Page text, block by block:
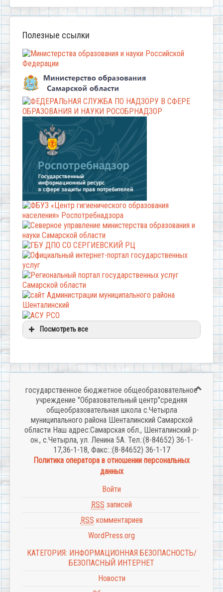
Полезные ссылки
Посмотреть все
государственное бюджетное общеобразовательное
учреждение "Образовательный центр"средняя
общеобразовательная школа с.Четырла
муниципального района Шенталинский Самарской
области Наш адрес:Самарская обл., Шенталинский р-
он., с.Четырла, ул. Ленина 5А. Тел.:(8-84652) 36-1-
17,36-1-18, Факс:.:(8-84652) 36-1-17
Политика оператора в отношении персональных
данных
Войти
RSS записей
RSS комментариев
WordPress.org
КАТЕГОРИЯ: ИНФОРМАЦИОННАЯ БЕЗОПАСНОСТЬ/
БЕЗОПАСНЫЙ ИНТЕРНЕТ
Новости